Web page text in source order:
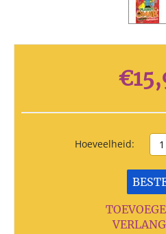
€
Hoeveelheid: